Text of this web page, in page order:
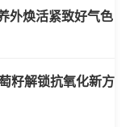
外焕活紧致好气色
籽解锁抗氧化新方